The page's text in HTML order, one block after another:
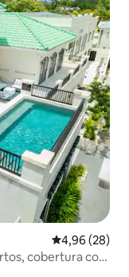
4,96 de uma
4,96 (28)
cobertura com